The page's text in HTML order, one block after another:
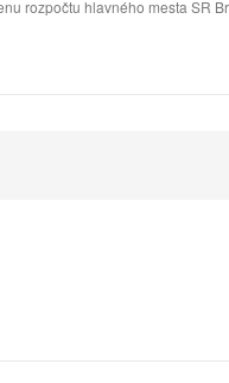
rozpočtu hlavného mesta SR